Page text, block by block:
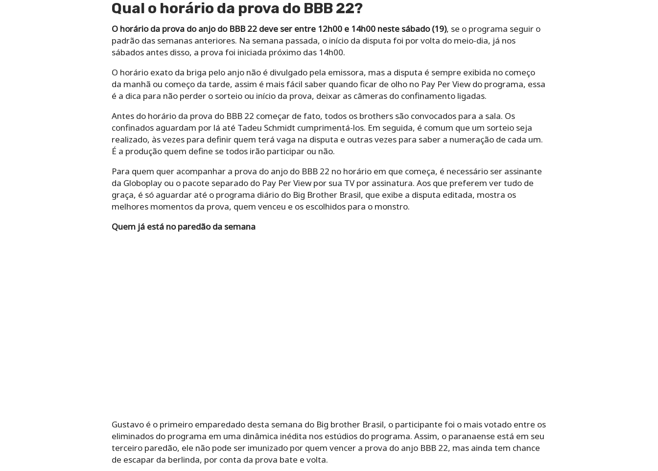
Qual o horário da prova do BBB 22?
O horário da prova do anjo do BBB 22 deve ser entre 12h00 e 14h00 neste sábado (19), se o programa seguir o
padrão das semanas anteriores. Na semana passada, o início da disputa foi por volta do meio-dia, já nos
sábados antes disso, a prova foi iniciada próximo das 14h00.
O horário exato da briga pelo anjo não é divulgado pela emissora, mas a disputa é sempre exibida no começo
da manhã ou começo da tarde, assim é mais fácil saber quando ficar de olho no Pay Per View do programa, essa
é a dica para não perder o sorteio ou início da prova, deixar as câmeras do confinamento ligadas.
Antes do horário da prova do BBB 22 começar de fato, todos os brothers são convocados para a sala. Os
confinados aguardam por lá até Tadeu Schmidt cumprimentá-los. Em seguida, é comum que um sorteio seja
realizado, às vezes para definir quem terá vaga na disputa e outras vezes para saber a numeração de cada um.
É a produção quem define se todos irão participar ou não.
Para quem quer acompanhar a prova do anjo do BBB 22 no horário em que começa, é necessário ser assinante
da Globoplay ou o pacote separado do Pay Per View por sua TV por assinatura. Aos que preferem ver tudo de
graça, é só aguardar até o programa diário do Big Brother Brasil, que exibe a disputa editada, mostra os
melhores momentos da prova, quem venceu e os escolhidos para o monstro.
Quem já está no paredão da semana
Gustavo é o primeiro emparedado desta semana do Big brother Brasil, o participante foi o mais votado entre os
eliminados do programa em uma dinâmica inédita nos estúdios do programa. Assim, o paranaense está em seu
terceiro paredão, ele não pode ser imunizado por quem vencer a prova do anjo BBB 22, mas ainda tem chance
de escapar da berlinda, por conta da prova bate e volta.